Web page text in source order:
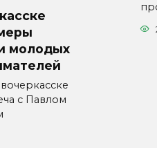
молодых
с Павлом